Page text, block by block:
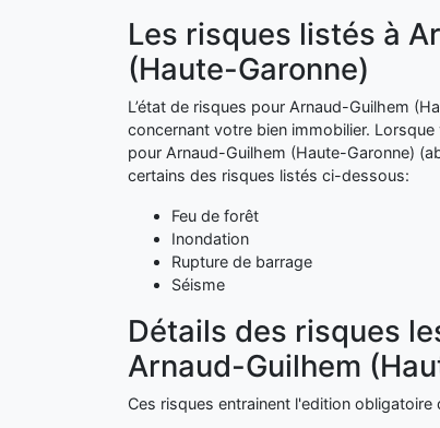
Les risques listés à
(Haute-Garonne)
L’état de risques pour Arnaud-Guilhem
concernant votre bien immobilier.
pour Arnaud-Guilhem (Haute-Garonne)
certains des risques listés ci-dessous:
Feu de forêt
Inondation
Rupture de barrage
Séisme
Détails des risques
Arnaud-Guilhem
Ces risques entrainent l'edition obligatoire